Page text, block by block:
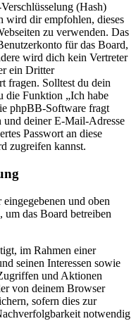
(Hash)
wird dir empfohlen, dieses
zu verwenden. Das
für das Board,
wird dich kein Vertreter
ein Dritter
fragen. Solltest du dein
die Funktion „Ich habe
phpBB-Software fragt
und deiner E-Mail-Adresse
Passwort an diese
zugreifen kannst.
und oben
um das Board betreiben
im Rahmen einer
seinen Interessen sowie
und Aktionen
von deinem Browser
sofern dies zur
notwendig